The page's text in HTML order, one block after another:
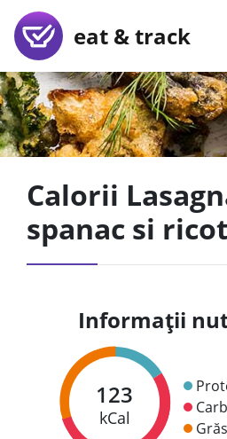
eat & track
Calorii
spanac si
Informații
123
kCal